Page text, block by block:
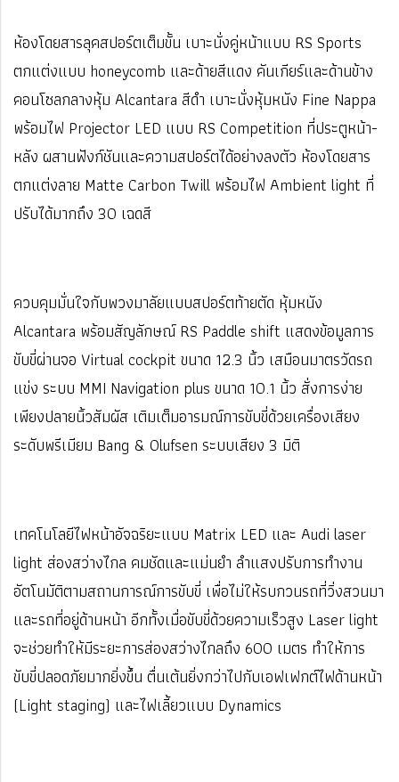
ห้องโดยสารลุคสปอร์ตเต็มขั้น เบาะนั่งคู่หน้าแบบ RS Sports
ตกแต่งแบบ honeycomb และด้ายสีแดง คันเกียร์และด้านข้าง
คอนโซลกลางหุ้ม Alcantara สีดำ เบาะนั่งหุ้มหนัง Fine Nappa
พร้อมไฟ Projector LED แบบ RS Competition ที่ประตูหน้า-
หลัง ผสานฟังก์ชันและความสปอร์ตได้อย่างลงตัว ห้องโดยสาร
ตกแต่งลาย Matte Carbon Twill พร้อมไฟ Ambient light ที่
ปรับได้มากถึง 30 เฉดสี
ควบคุมมั่นใจกับพวงมาลัยแบบสปอร์ตท้ายตัด หุ้มหนัง
Alcantara พร้อมสัญลักษณ์ RS Paddle shift แสดงข้อมูลการ
ขับขี่ผ่านจอ Virtual cockpit ขนาด 12.3 นิ้ว เสมือนมาตรวัดรถ
แข่ง ระบบ MMI Navigation plus ขนาด 10.1 นิ้ว สั่งการง่าย
เพียงปลายนิ้วสัมผัส เติมเต็มอารมณ์การขับขี่ด้วยเครื่องเสียง
ระดับพรีเมียม Bang & Olufsen ระบบเสียง 3 มิติ
เทคโนโลยีไฟหน้าอัจฉริยะแบบ Matrix LED และ Audi laser
light ส่องสว่างไกล คมชัดและแม่นยำ ลำแสงปรับการทำงาน
อัตโนมัติตามสถานการณ์การขับขี่ เพื่อไม่ให้รบกวนรถที่วิ่งสวนมา
และรถที่อยู่ด้านหน้า อีกทั้งเมื่อขับขี่ด้วยความเร็วสูง Laser light
จะช่วยทำให้มีระยะการส่องสว่างไกลถึง 600 เมตร ทำให้การ
ขับขี่ปลอดภัยมากยิ่งขึ้น ตื่นเต้นยิ่งกว่าไปกับเอฟเฟกต์ไฟด้านหน้า
(Light staging) และไฟเลี้ยวแบบ Dynamics